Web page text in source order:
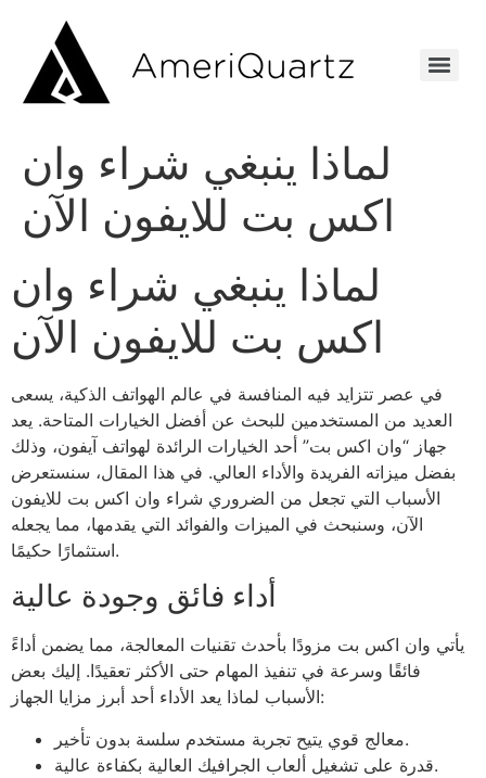
لماذا ينبغي شراء وان
اكس بت للايفون الآن
لماذا ينبغي شراء وان
اكس بت للايفون الآن
في عصر تتزايد فيه المنافسة في عالم الهواتف الذكية، يسعى
العديد من المستخدمين للبحث عن أفضل الخيارات المتاحة. يعد
جهاز “وان اكس بت” أحد الخيارات الرائدة لهواتف آيفون، وذلك
بفضل ميزاته الفريدة والأداء العالي. في هذا المقال، سنستعرض
الأسباب التي تجعل من الضروري شراء وان اكس بت للايفون
الآن، وسنبحث في الميزات والفوائد التي يقدمها، مما يجعله
استثمارًا حكيمًا.
أداء فائق وجودة عالية
يأتي وان اكس بت مزودًا بأحدث تقنيات المعالجة، مما يضمن أداءً
فائقًا وسرعة في تنفيذ المهام حتى الأكثر تعقيدًا. إليك بعض
الأسباب لماذا يعد الأداء أحد أبرز مزايا الجهاز:
معالج قوي يتيح تجربة مستخدم سلسة بدون تأخير.
قدرة على تشغيل ألعاب الجرافيك العالية بكفاءة عالية.